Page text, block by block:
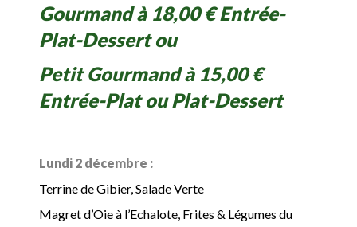
Gourmand à 18,00 € Entrée-
Plat-Dessert ou
Petit Gourmand à 15,00 €
Entrée-Plat ou Plat-Dessert
Lundi 2 décembre :
Terrine de Gibier, Salade Verte
Magret d’Oie à l’Echalote, Frites & Légumes du